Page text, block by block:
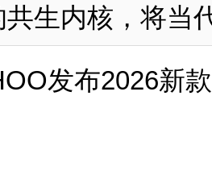
生内核，将当
发布2026新